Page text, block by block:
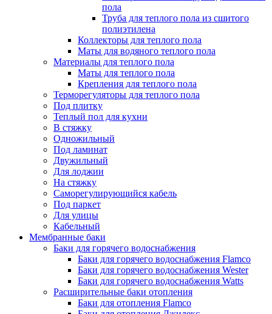
пола
Труба для теплого пола из сшитого
полиэтилена
Коллекторы для теплого пола
Маты для водяного теплого пола
Материалы для теплого пола
Маты для теплого пола
Крепления для теплого пола
Терморегуляторы для теплого пола
Под плитку
Теплый пол для кухни
В стяжку
Одножильный
Под ламинат
Двужильный
Для лоджии
На стяжку
Саморегулирующийся кабель
Под паркет
Для улицы
Кабельный
Мембранные баки
Баки для горячего водоснабжения
Баки для горячего водоснабжения Flamco
Баки для горячего водоснабжения Wester
Баки для горячего водоснабжения Watts
Расширительные баки отопления
Баки для отопления Flamco